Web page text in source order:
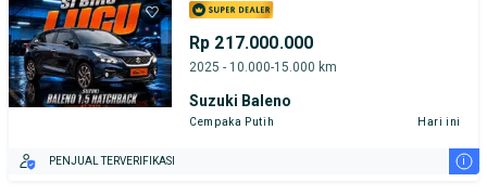
Rp 217.000.000
2025 - 10.000-15.000 km
Suzuki Baleno
Cempaka Putih Hari ini
PENJUAL TERVERIFIKASI i